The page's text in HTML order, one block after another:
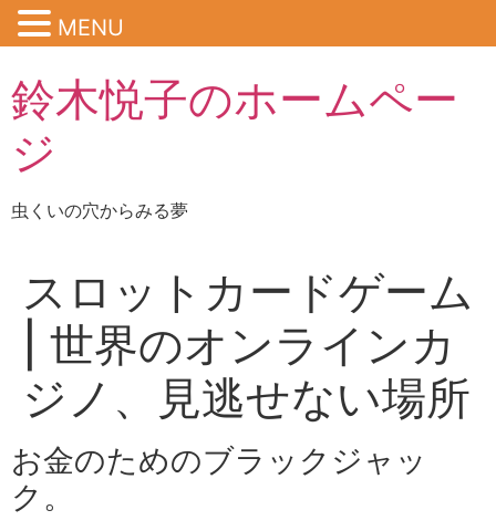
鈴木悦子のホームペー
ジ
虫くいの穴からみる夢
スロットカードゲーム
| 世界のオンラインカ
ジノ、見逃せない場所
お金のためのブラックジャッ
ク。
MENU